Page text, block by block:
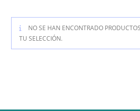
NO SE HAN ENCONTRADO
TU SELECCIÓN.